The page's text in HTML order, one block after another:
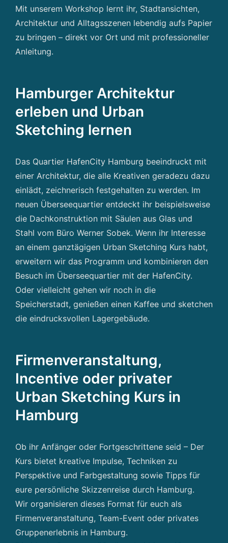
Mit unserem Workshop lernt ihr, Stadtansichten,
Architektur und Alltagsszenen lebendig aufs Papier
zu bringen – direkt vor Ort und mit professioneller
Anleitung.
Hamburger Architektur
erleben und Urban
Sketching lernen
Das Quartier HafenCity Hamburg beeindruckt mit
einer Architektur, die alle Kreativen geradezu dazu
einlädt, zeichnerisch festgehalten zu werden. Im
neuen Überseequartier entdeckt ihr beispielsweise
die Dachkonstruktion mit Säulen aus Glas und
Stahl vom Büro Werner Sobek. Wenn ihr Interesse
an einem ganztägigen Urban Sketching Kurs habt,
erweitern wir das Programm und kombinieren den
Besuch im Überseequartier mit der HafenCity.
Oder vielleicht gehen wir noch in die
Speicherstadt, genießen einen Kaffee und sketchen
die eindrucksvollen Lagergebäude.
Firmenveranstaltung,
Incentive oder privater
Urban Sketching Kurs in
Hamburg
Ob ihr Anfänger oder Fortgeschrittene seid – Der
Kurs bietet kreative Impulse, Techniken zu
Perspektive und Farbgestaltung sowie Tipps für
eure persönliche Skizzenreise durch Hamburg.
Wir organisieren dieses Format für euch als
Firmenveranstaltung, Team-Event oder privates
Gruppenerlebnis in Hamburg.